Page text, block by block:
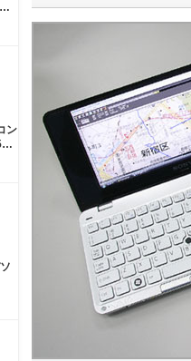
薄
ン